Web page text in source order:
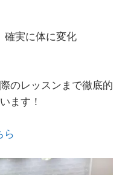
確実に体に変化
のレッスンまで徹底的
ます！
ら